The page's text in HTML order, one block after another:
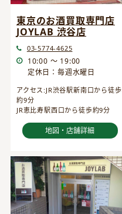
東京のお酒買取専門店
JOYLAB 渋谷店
03-5774-4625
10:00 ～ 19:00
定休日：毎週水曜日
アクセス:JR渋谷駅新南口から徒歩
約9分
JR恵比寿駅西口から徒歩約9分
地図・店舗詳細